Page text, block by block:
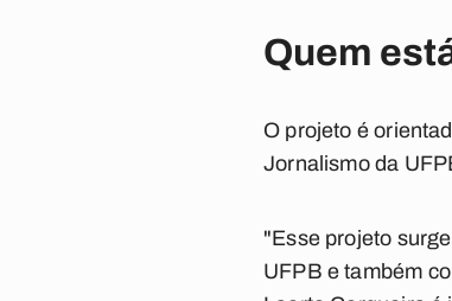
Quem
O projeto é
Jornalismo da
"Esse projeto
UFPB e também